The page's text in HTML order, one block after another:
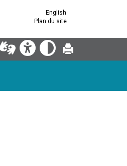
English
Plan du site